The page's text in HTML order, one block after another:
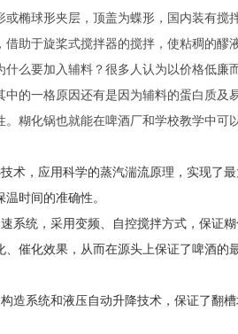
或椭球形夹层，顶盖为蝶形，国内装有
助于旋桨式搅拌器的搅拌，使粘稠的醪
什么要加入辅料？很多人认为以价格低廉
中的一格原因还有是因为辅料的蛋白质及
糊化锅也就能在啤酒厂和学校教学中可
术，应用科学的蒸汽湍流原理，实现了
时间的准确性。
系统，采用变频、自控搅拌方式，保证
催化效果，从而在源头上保证了啤酒的
造系统和液压自动升降技术，保证了翻